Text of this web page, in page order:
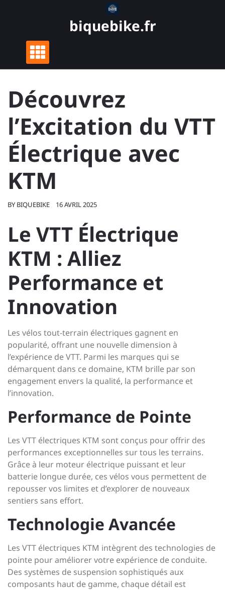
biquebike.fr
Découvrez
l’Excitation du VTT
Électrique avec
KTM
BY BIQUEBIKE 16 AVRIL 2025
Le VTT Électrique
KTM : Alliez
Performance et
Innovation
Les vélos tout-terrain électriques gagnent en
popularité, offrant une nouvelle dimension à
l’expérience de VTT. Parmi les marques qui se
démarquent dans ce domaine, KTM brille par son
engagement envers la qualité, la performance et
l’innovation.
Performance de Pointe
Les VTT électriques KTM sont conçus pour offrir des
performances exceptionnelles sur tous les terrains.
Grâce à leur moteur électrique puissant et leur
batterie longue durée, ces vélos vous permettent de
repousser vos limites et d’explorer de nouveaux
sentiers sans effort.
Technologie Avancée
Les VTT électriques KTM intègrent des technologies de
pointe pour améliorer votre expérience de conduite.
Des systèmes de suspension sophistiqués aux
composants haut de gamme, chaque détail est